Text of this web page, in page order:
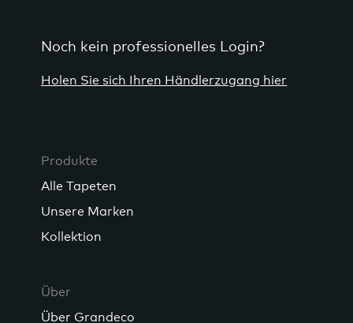
Noch kein professionelles Login?
Holen Sie sich Ihren Händlerzugang hier
Produkte
Alle Tapeten
Unsere Marken
Kollektion
Über
Über Grandeco